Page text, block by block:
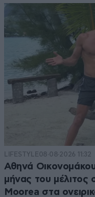
LIFESTYLE08·08·2026 11:32
Αθηνά
μήνας του μέλιτος
Moorea στα